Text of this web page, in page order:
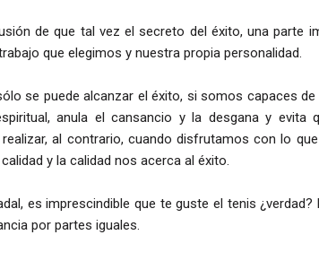
de que tal vez el secreto del éxito, una parte
que elegimos y nuestra propia personalidad.
se puede alcanzar el éxito, si somos capaces
anula el cansancio y la desgana y evita
al contrario, cuando disfrutamos con lo
y la calidad nos acerca al éxito.
es imprescindible que te guste el tenis
por partes iguales.